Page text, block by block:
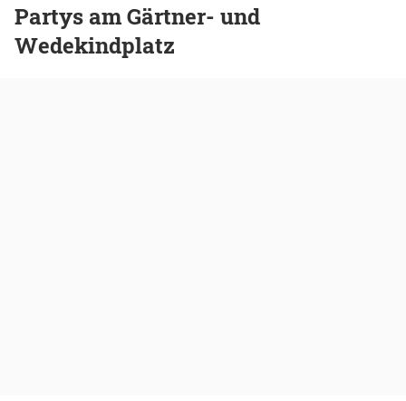
Partys am Gärtner- und
Wedekindplatz